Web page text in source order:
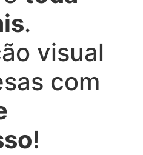
.
visual
com
!